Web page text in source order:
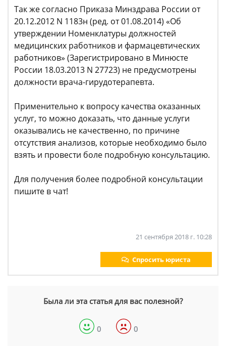
Так же согласно Приказа Минздрава России от
20.12.2012 N 1183н (ред. от 01.08.2014) «Об
утверждении Номенклатуры должностей
медицинских работников и фармацевтических
работников» (Зарегистрировано в Минюсте
России 18.03.2013 N 27723) не предусмотрены
должности врача-гирудотерапевта.
Применительно к вопросу качества оказанных
услуг, то можно доказать, что данные услуги
оказывались не качественно, по причине
отсутствия анализов, которые необходимо было
взять и провести боле подробную консультацию.
Для получения более подробной консультации
пишите в чат!
21 сентября 2018 г. 10:28
Спросить юриста
Была ли эта статья для вас полезной?
0 0